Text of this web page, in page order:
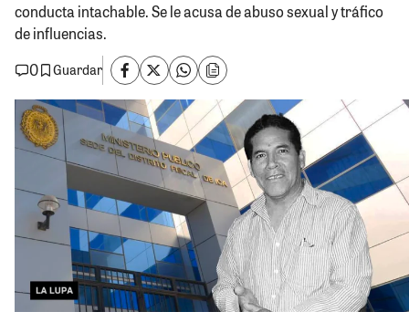
conducta intachable. Se le acusa de abuso sexual y tráfico
de influencias.
0
Guardar